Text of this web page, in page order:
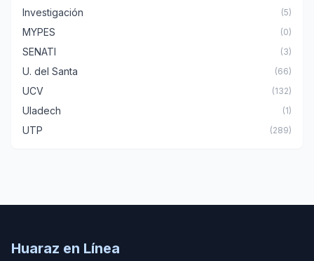
Investigación (5)
MYPES (0)
SENATI (3)
U. del Santa (66)
UCV (132)
Uladech (1)
UTP (289)
Huaraz en Línea